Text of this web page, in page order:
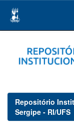
navigation
Repositório
Sergipe - RI/UFS